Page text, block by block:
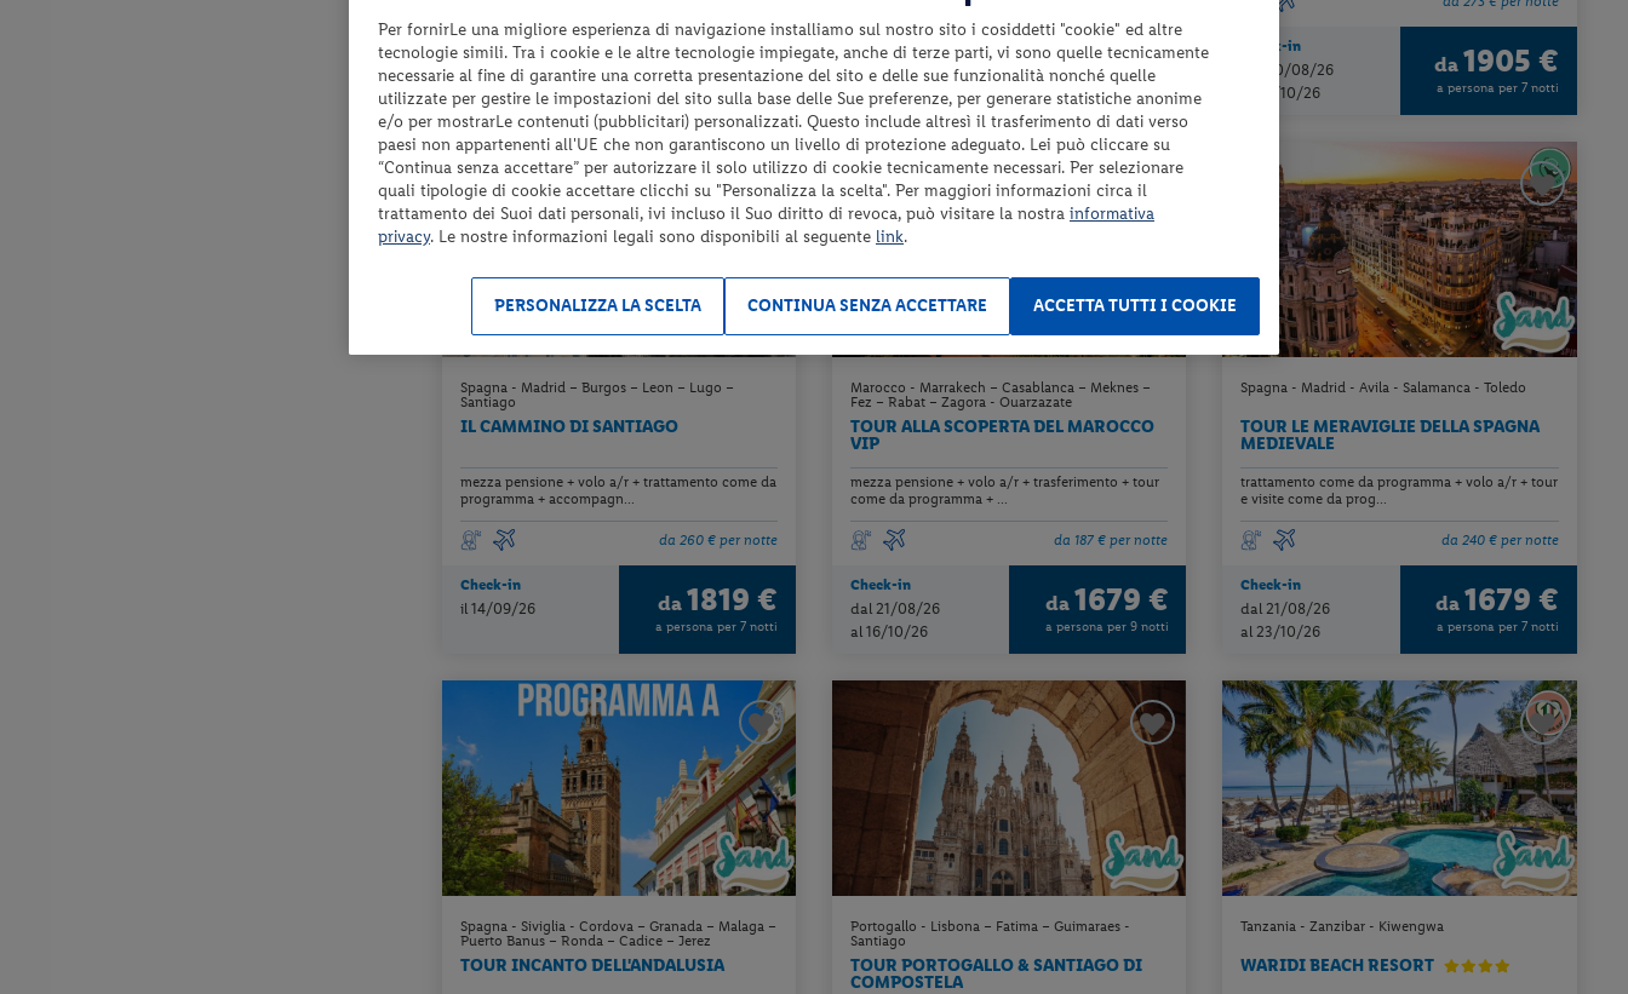
Check-in
dal 18/08/26
al 16/12/26
da2239 €
a persona per 8 notti
Check-in
dal 21/08/26
al 30/10/26
da2135 €
a persona per 8 notti
Check-in
dal 20/08/26
al 29/10/26
da 1905 €
a persona per 7 notti
Spagna - Madrid – Burgos – Leon – Lugo –
Santiago
IL CAMMINO DI SANTIAGO
mezza pensione + volo a/r + trattamento come da
programma + accompagn...
da 260 € per notte
Check-in
il 14/09/26 da 1819 €
a persona per 7 notti
Marocco - Marrakech – Casablanca – Meknes –
Fez – Rabat – Zagora - Ouarzazate
TOUR ALLA SCOPERTA DEL MAROCCO
VIP
mezza pensione + volo a/r + trasferimento + tour
come da programma + ...
da 187 € per notte
Check-in
dal 21/08/26
al 16/10/26
da 1679 €
a persona per 9 notti
Spagna - Madrid - Avila - Salamanca - Toledo
TOUR LE MERAVIGLIE DELLA SPAGNA
MEDIEVALE
trattamento come da programma + volo a/r + tour
e visite come da prog...
da 240 € per notte
Check-in
dal 21/08/26
al 23/10/26
da 1679 €
a persona per 7 notti
Spagna - Siviglia - Cordova – Granada – Malaga –
Puerto Banus – Ronda – Cadice – Jerez
TOUR INCANTO DELL'ANDALUSIA
Portogallo - Lisbona – Fatima – Guimaraes -
Santiago
TOUR PORTOGALLO & SANTIAGO DI
COMPOSTELA
Tanzania - Zanzibar - Kiwengwa
WARIDI BEACH RESORT
Per fornirLe una migliore esperienza di navigazione installiamo sul nostro sito i cosiddetti "cookie" ed altre
tecnologie simili. Tra i cookie e le altre tecnologie impiegate, anche di terze parti, vi sono quelle tecnicamente
necessarie al fine di garantire una corretta presentazione del sito e delle sue funzionalità nonché quelle
utilizzate per gestire le impostazioni del sito sulla base delle Sue preferenze, per generare statistiche anonime
e/o per mostrarLe contenuti (pubblicitari) personalizzati. Questo include altresì il trasferimento di dati verso
paesi non appartenenti all'UE che non garantiscono un livello di protezione adeguato. Lei può cliccare su
“Continua senza accettare” per autorizzare il solo utilizzo di cookie tecnicamente necessari. Per selezionare
quali tipologie di cookie accettare clicchi su "Personalizza la scelta". Per maggiori informazioni circa il
trattamento dei Suoi dati personali, ivi incluso il Suo diritto di revoca, può visitare la nostra informativa
privacy. Le nostre informazioni legali sono disponibili al seguente link.
ACCETTA TUTTI I COOKIE
CONTINUA SENZA ACCETTARE
PERSONALIZZA LA SCELTA